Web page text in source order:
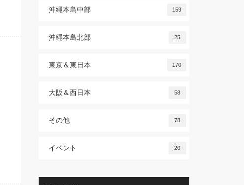
沖縄本島中部 159
沖縄本島北部 25
東京＆東日本 170
大阪＆西日本 58
その他 78
イベント 20